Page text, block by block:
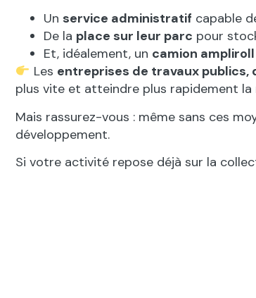
Un service administratif capable
De la place sur leur parc pour
Et, idéalement, un camion ampliroll
Les entreprises de travaux
plus vite et atteindre plus rapidement
Mais rassurez-vous : même sans ces
développement.
Si votre activité repose déjà sur la